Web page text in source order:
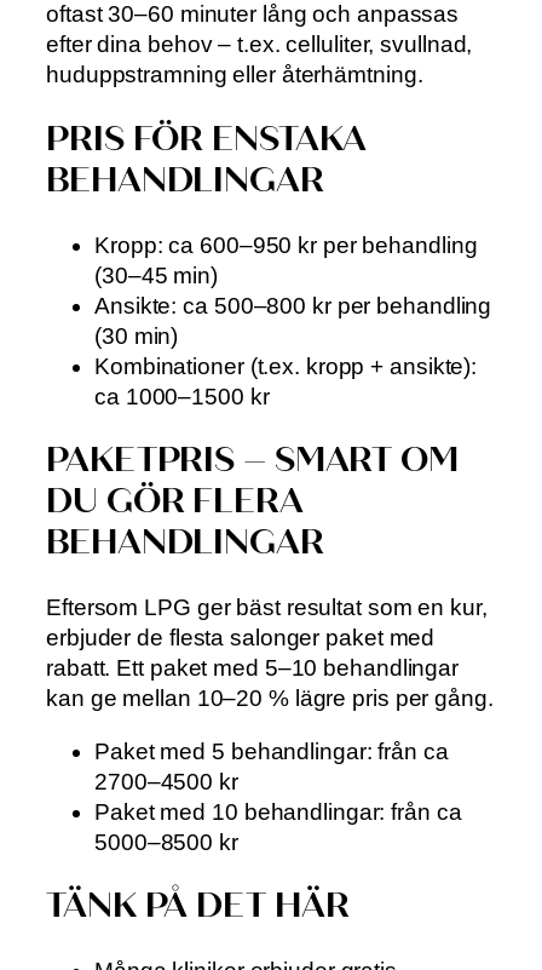
oftast 30–60 minuter lång och anpassas
efter dina behov – t.ex. celluliter, svullnad,
huduppstramning eller återhämtning.
PRIS FÖR ENSTAKA
BEHANDLINGAR
Kropp: ca 600–950 kr per behandling
(30–45 min)
Ansikte: ca 500–800 kr per behandling
(30 min)
Kombinationer (t.ex. kropp + ansikte):
ca 1000–1500 kr
PAKETPRIS – SMART OM
DU GÖR FLERA
BEHANDLINGAR
Eftersom LPG ger bäst resultat som en kur,
erbjuder de flesta salonger paket med
rabatt. Ett paket med 5–10 behandlingar
kan ge mellan 10–20 % lägre pris per gång.
Paket med 5 behandlingar: från ca
2700–4500 kr
Paket med 10 behandlingar: från ca
5000–8500 kr
TÄNK PÅ DET HÄR